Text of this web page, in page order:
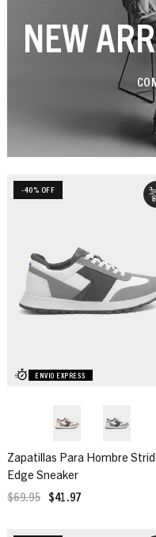
NEW
ENVIO EXPRESS
-40% OFF
Zapatillas Para Hombre
Edge Sneaker
$69.95 $41.97